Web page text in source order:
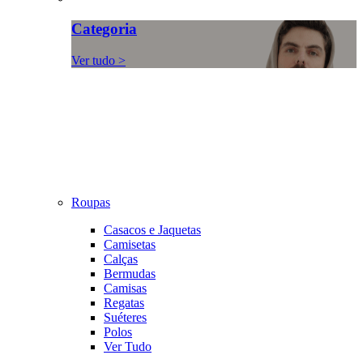
Categoria
Ver tudo >
Roupas
Casacos e Jaquetas
Camisetas
Calças
Bermudas
Camisas
Regatas
Suéteres
Polos
Ver Tudo